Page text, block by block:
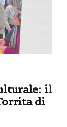
il
di